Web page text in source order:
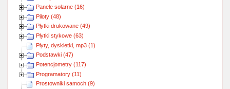
Panele solarne (16)
Piloty (48)
Płytki drukowane (49)
Płytki stykowe (63)
Płyty, dyskietki, mp3 (1)
Podstawki (47)
Potencjometry (117)
Programatory (11)
Prostowniki samoch (9)